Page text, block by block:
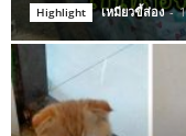
Highlight เหมียวขี้ส่อง -